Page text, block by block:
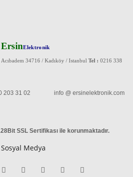
ErsinElektronik
34716 / Kadıköy / Istanbul Tel : 0216 338
203 31 02 info @ ersinelektronik.com
SSL Sertifikası ile korunmaktadır.
Sosyal Medya